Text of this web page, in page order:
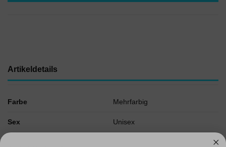
Artikeldetails
Farbe Mehrfarbig
Sex Unisex